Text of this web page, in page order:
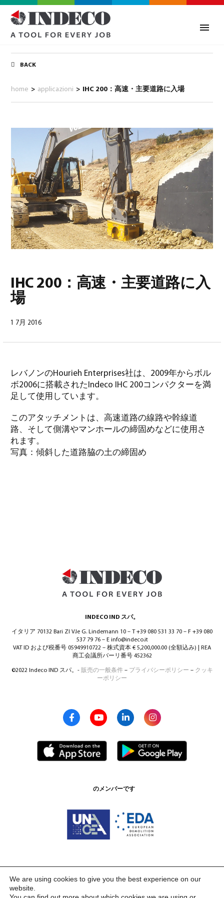
0
BACK
home > applicazioni > IHC 200：高速・主要道路に入場
IHC 200：高速・主要道路に入
場
1 7月 2016
レバノンのHourieh Enterprises社は、2009年からボル
ボ2006に搭載されたIndeco IHC 200コンパクターを満
足して使用しています。
このアタッチメントは、高速道路の線路や幹線道
路、そして側溝やマンホールの締固めなどに使用さ
れます。
写真：傾斜した道路脇の土の締固め
INDECO IND スパ。
イタリア 70132 Bari ZI V.le G. Lindemann 10 – T +39 080 531 33 70 – F +39 080
537 79 76 – E info@indeco.it
VAT ID および税番号 05949910722 – 株式資本 € 5,200,000.00 (全額込み) | REA
商工会議所バーリ番号 452362
©2022 Indeco IND スパ。- 販売の一般条件– プライバシーポリシー – クッキ
ーポリシー
のメンバーです
We are using cookies to give you the best experience on our
website.